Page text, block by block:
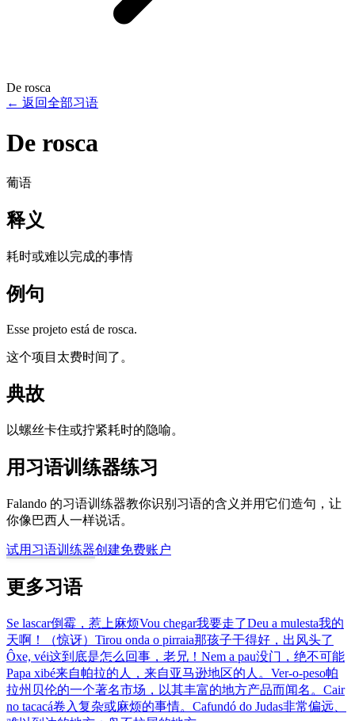
De rosca
← 返回全部习语
De rosca
葡语
释义
耗时或难以完成的事情
例句
Esse projeto está de rosca.
这个项目太费时间了。
典故
以螺丝卡住或拧紧耗时的隐喻。
用习语训练器练习
Falando 的习语训练器教你识别习语的含义并用它们造句，让
你像巴西人一样说话。
试用习语训练器创建免费账户
更多习语
Se lascar倒霉，惹上麻烦Vou chegar我要走了Deu a mulesta我的
天啊！（惊讶） Tirou onda o pirraia那孩子干得好，出风头了
Ôxe, véi这到底是怎么回事，老兄！ Nem a pau没门，绝不可能
Papa xibé来自帕拉的人，来自亚马逊地区的人。 Ver-o-peso帕
拉州贝伦的一个著名市场，以其丰富的地方产品而闻名。 Cair
no tacacá卷入复杂或麻烦的事情。 Cafundó do Judas非常偏远、